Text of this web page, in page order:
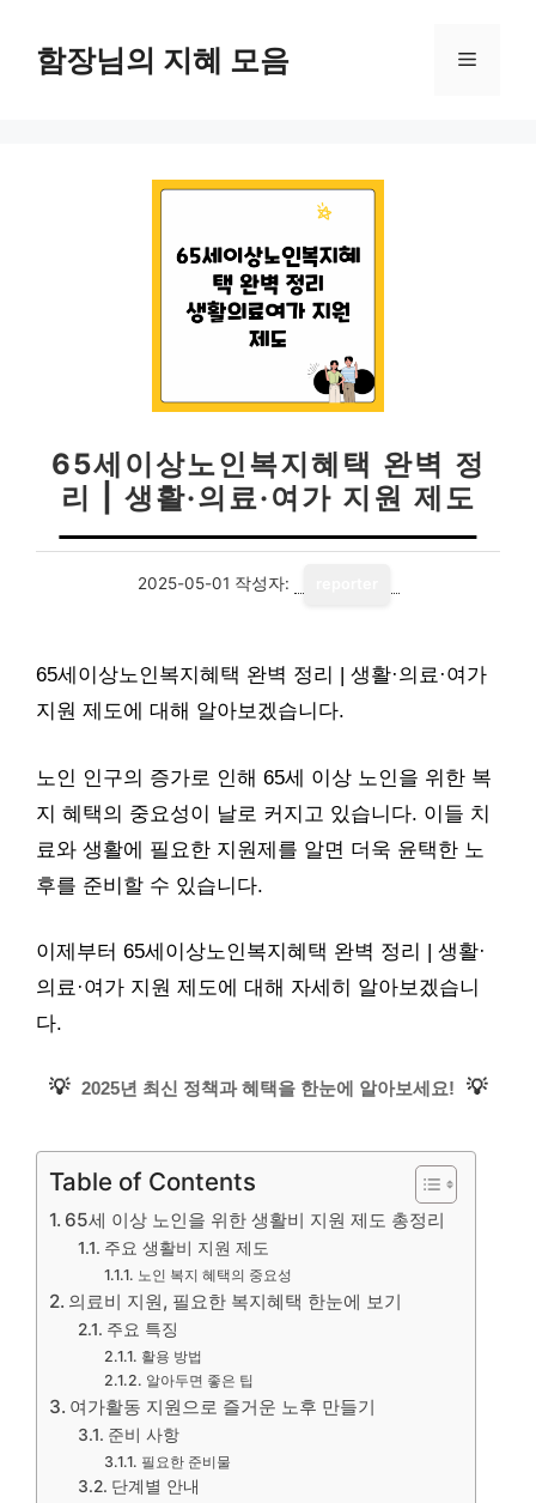
함장님의 지혜 모음 메
65세이상노인복지혜택 완벽 정
리 | 생활·의료·여가 지원 제도
2025-05-01 작성자:
65세이상노인복지혜택 완벽 정리 | 생활·의료·여가
지원 제도에 대해 알아보겠습니다.
노인 인구의 증가로 인해 65세 이상 노인을 위한 복
지 혜택의 중요성이 날로 커지고 있습니다. 이들 치
료와 생활에 필요한 지원제를 알면 더욱 윤택한 노
후를 준비할 수 있습니다.
이제부터 65세이상노인복지혜택 완벽 정리 | 생활·
의료·여가 지원 제도에 대해 자세히 알아보겠습니
다.
💡 2025년 최신 정책과 혜택을 한눈에 알아보세요! 💡
Table of Contents
65세 이상 노인을 위한 생활비 지원 제도 총정리
주요 생활비 지원 제도
노인 복지 혜택의 중요성
의료비 지원, 필요한 복지혜택 한눈에 보기
주요 특징
활용 방법
알아두면 좋은 팁
여가활동 지원으로 즐거운 노후 만들기
준비 사항
필요한 준비물
단계별 안내